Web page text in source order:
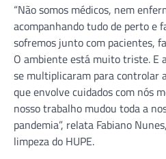
“Não somos médicos, nem
acompanhando tudo de perto e
sofremos junto com pacientes,
O ambiente está muito triste. E
se multiplicaram para controlar
que envolve cuidados com nós
nosso trabalho mudou toda a
pandemia”, relata Fabiano
limpeza do HUPE.